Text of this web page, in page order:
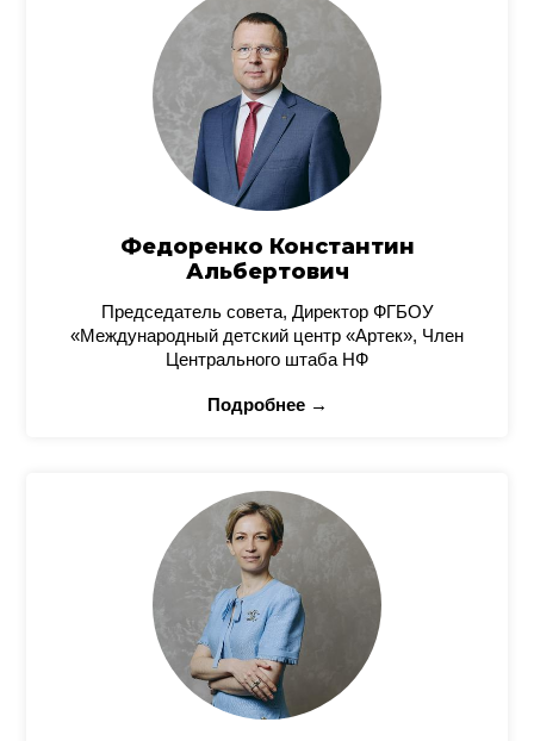
Федоренко Константин
Альбертович
Председатель совета, Директор ФГБОУ
«Международный детский центр «Артек», Член
Центрального штаба НФ
Подробнее →